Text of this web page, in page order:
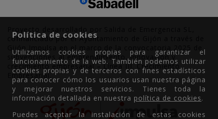
cofinanciado por el Ayuntamiento de Gijón a través de
Gijón Impulsa en el marco de la convocatoria 2025 de
subvenciones al emprendimiento, innovación y
crecimiento empresarial – Línea III. Crecimiento
Empresarial.
Política de cookies
Utilizamos cookies propias para garantizar el
funcionamiento de la web. También podemos utilizar
cookies propias y de terceros con fines estadísticos
para conocer cómo los usuarios usan nuestra página
y mejorar nuestros servicios. Tienes toda la
información detallada en nuestra política de cookies.
Puedes aceptar la instalación de estas cookies